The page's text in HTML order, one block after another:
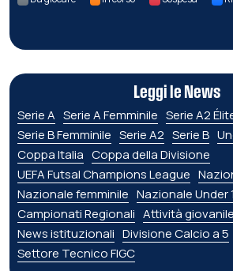
Leggi le News
Serie A Serie A Femminile Serie A2
Serie B Femminile Serie A2 Serie B
Coppa Italia Coppa della Divisione
UEFA Futsal Champions League
Nazionale femminile Nazionale Under
Campionati Regionali Attività giovanile
News istituzionali Divisione Calcio a 5
Settore Tecnico FIGC